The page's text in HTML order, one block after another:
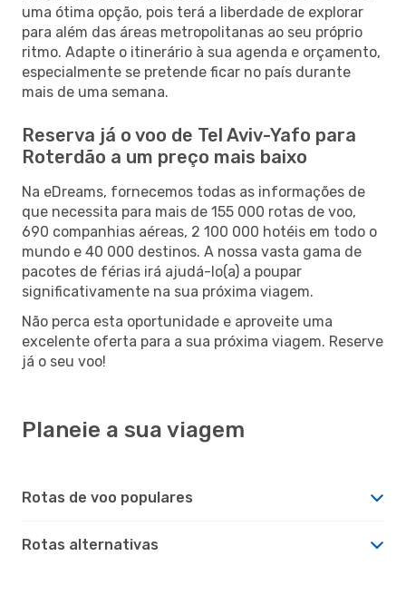
uma ótima opção, pois terá a liberdade de explorar
para além das áreas metropolitanas ao seu próprio
ritmo. Adapte o itinerário à sua agenda e orçamento,
especialmente se pretende ficar no país durante
mais de uma semana.
Reserva já o voo de Tel Aviv-Yafo para
Roterdão a um preço mais baixo
Na eDreams, fornecemos todas as informações de
que necessita para mais de 155 000 rotas de voo,
690 companhias aéreas, 2 100 000 hotéis em todo o
mundo e 40 000 destinos. A nossa vasta gama de
pacotes de férias irá ajudá-lo(a) a poupar
significativamente na sua próxima viagem.
Não perca esta oportunidade e aproveite uma
excelente oferta para a sua próxima viagem. Reserve
já o seu voo!
Planeie a sua viagem
Rotas de voo populares
Rotas alternativas